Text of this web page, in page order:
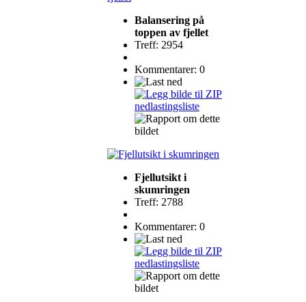
Balansering på
toppen av fjellet
Treff: 2954
Kommentarer: 0
Fjellutsikt i
skumringen
Treff: 2788
Kommentarer: 0